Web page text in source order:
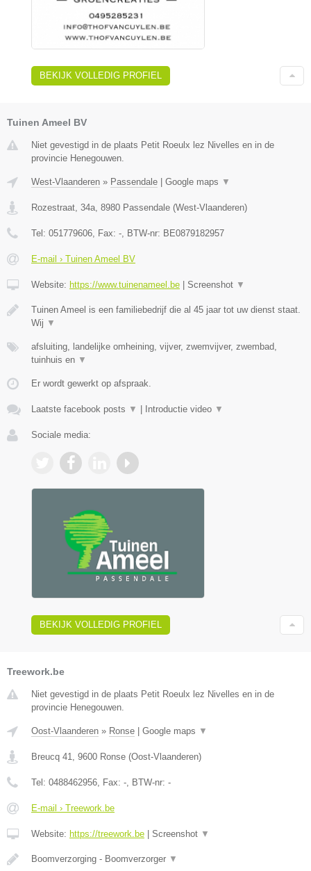
BEKIJK VOLLEDIG PROFIEL
Tuinen Ameel BV
Niet gevestigd in de plaats Petit Roeulx lez Nivelles en in de
provincie Henegouwen.
West-Vlaanderen » Passendale Google maps ▼
Rozestraat, 34a, 8980 Passendale (West-Vlaanderen)
Tel: 051779606, Fax: -, BTW-nr: BE0879182957
E-mail › Tuinen Ameel BV
Website: https://www.tuinenameel.be Screenshot ▼
Tuinen Ameel is een familiebedrijf die al 45 jaar tot uw dienst staat.
Wij ▼
afsluiting, landelijke omheining, vijver, zwemvijver, zwembad,
tuinhuis en ▼
Er wordt gewerkt op afspraak.
Laatste facebook posts ▼ Introductie video ▼
Sociale media:
BEKIJK VOLLEDIG PROFIEL
Treework.be
Niet gevestigd in de plaats Petit Roeulx lez Nivelles en in de
provincie Henegouwen.
Oost-Vlaanderen » Ronse Google maps ▼
Breucq 41 9600 Ronse (Oost-Vlaanderen)
Tel: 0488462956 , Fax: - , BTW-nr: -
E-mail › Treework.be
Website: https://treework.be Screenshot ▼
Boomverzorging - Boomverzorger ▼